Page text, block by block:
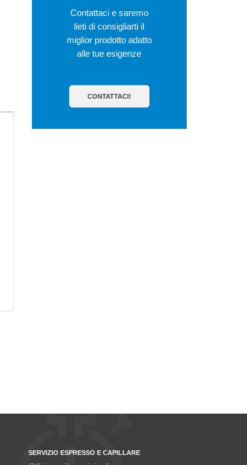
Contattaci e saremo
lieti di consigliarti il
miglior prodotto adatto
alle tue esigenze
CONTATTACI!
SERVIZIO ESPRESSO E CAPILLARE